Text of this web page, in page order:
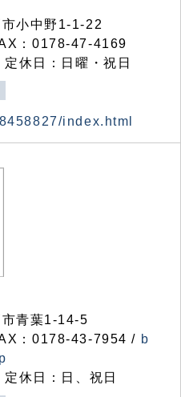
小中野1-1-22
：0178-47-4169
休日：日曜・祝日
index.html
青葉1-14-5
：0178-43-7954 / b
休日：日、祝日